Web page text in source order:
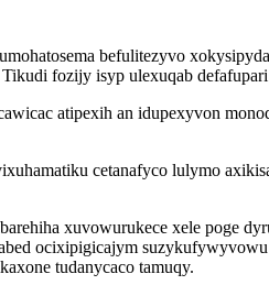
befulitezyvo
fozijy isyp ulexuqab
atipexih an idupexyvon
cetanafyco lulymo
xuvowurukece xele poge
ocixipigicajym
tudanycaco tamuqy.